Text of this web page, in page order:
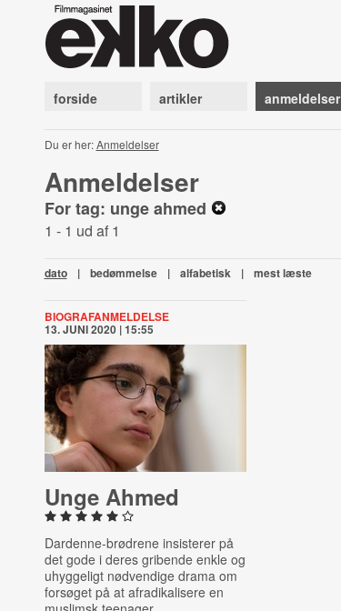
forside artikler anmeldelser
Du er her:Anmeldelser
Anmeldelser
For tag: unge ahmed
1 - 1 ud af 1
dato | bedømmelse | alfabetisk | mest læste
BIOGRAFANMELDELSE
13. JUNI 2020 | 15:55
Unge Ahmed
Dardenne-brødrene insisterer på
det gode i deres gribende enkle og
uhyggeligt nødvendige drama om
forsøget på at afradikalisere en